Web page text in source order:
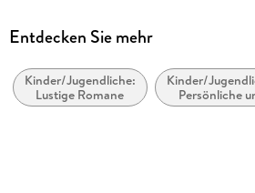
Altersempfehlung
Reihe
Ella, 7
Entdecken Sie mehr
Kinder/Jugendliche:
Lustige Romane
Kinder/
Persönliche
soziale